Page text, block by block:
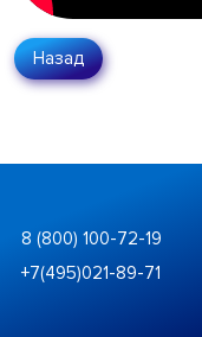
Назад
8 (800) 100-72-19
+7(495)021-89-71